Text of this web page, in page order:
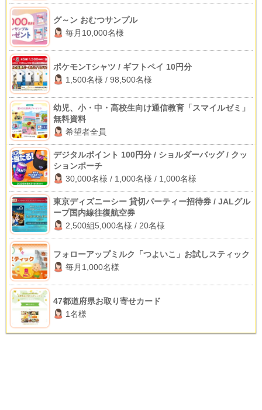
グ～ン おむつサンプル
毎月10,000名様
ポケモンTシャツ / ギフトペイ 10円分
1,500名様 / 98,500名様
幼児、小・中・高校生向け通信教育「スマイルゼミ」
無料資料
希望者全員
デジタルポイント 100円分 / ショルダーバッグ / クッ
ションポーチ
30,000名様 / 1,000名様 / 1,000名様
東京ディズニーシー 貸切パーティー招待券 / JALグル
ープ国内線往復航空券
2,500組5,000名様 / 20名様
フォローアップミルク「つよいこ」お試しスティック
毎月1,000名様
47都道府県お取り寄せカード
1名様